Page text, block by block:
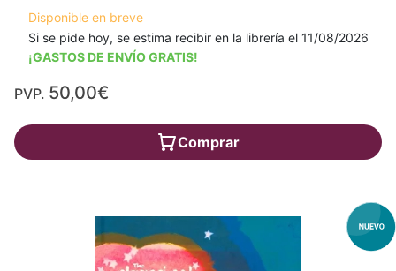
Disponible en breve
Si se pide hoy, se estima recibir en la librería el 11/08/2026
¡GASTOS DE ENVÍO GRATIS!
PVP. 50,00€
Comprar